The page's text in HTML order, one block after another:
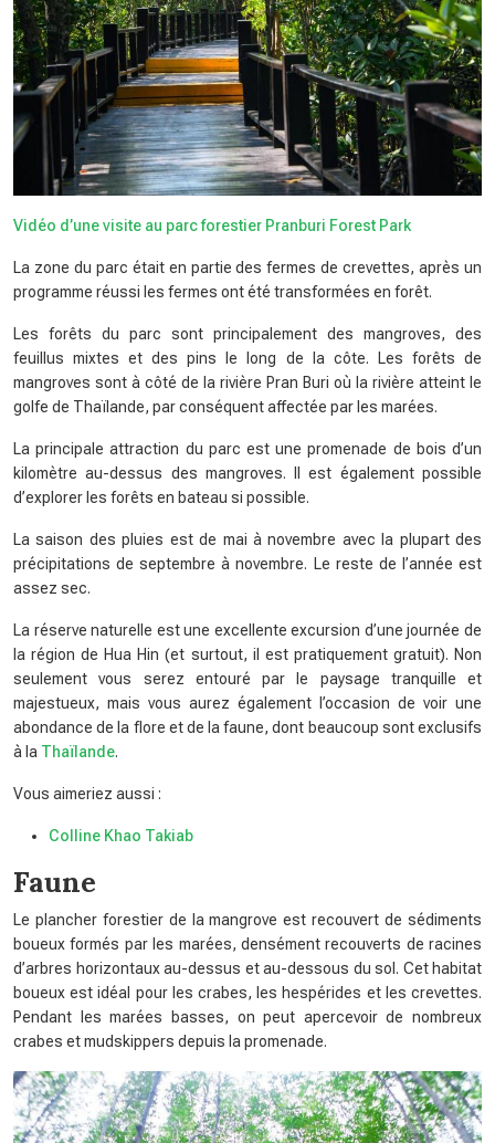
Vidéo d’une visite au parc forestier Pranburi Forest Park
La zone du parc était en partie des fermes de crevettes, après un
programme réussi les fermes ont été transformées en forêt.
Les forêts du parc sont principalement des mangroves, des
feuillus mixtes et des pins le long de la côte. Les forêts de
mangroves sont à côté de la rivière Pran Buri où la rivière atteint le
golfe de Thaïlande, par conséquent affectée par les marées.
La principale attraction du parc est une promenade de bois d’un
kilomètre au-dessus des mangroves. Il est également possible
d’explorer les forêts en bateau si possible.
La saison des pluies est de mai à novembre avec la plupart des
précipitations de septembre à novembre. Le reste de l’année est
assez sec.
La réserve naturelle est une excellente excursion d’une journée de
la région de Hua Hin (et surtout, il est pratiquement gratuit). Non
seulement vous serez entouré par le paysage tranquille et
majestueux, mais vous aurez également l’occasion de voir une
abondance de la flore et de la faune, dont beaucoup sont exclusifs
à la Thaïlande.
Vous aimeriez aussi :
Colline Khao Takiab
Faune
Le plancher forestier de la mangrove est recouvert de sédiments
boueux formés par les marées, densément recouverts de racines
d’arbres horizontaux au-dessus et au-dessous du sol. Cet habitat
boueux est idéal pour les crabes, les hespérides et les crevettes.
Pendant les marées basses, on peut apercevoir de nombreux
crabes et mudskippers depuis la promenade.